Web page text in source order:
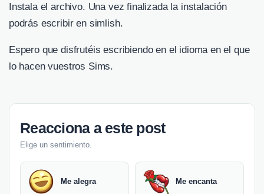
Instala el archivo. Una vez finalizada la instalación
podrás escribir en simlish.
Espero que disfrutéis escribiendo en el idioma en el que
lo hacen vuestros Sims.
Reacciona a este post
Elige un sentimiento.
Me alegra Me encanta